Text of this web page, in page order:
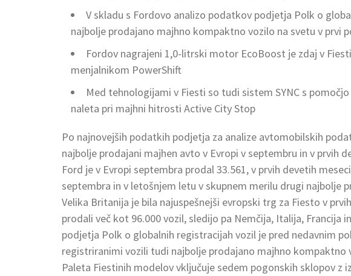
V skladu s Fordovo analizo podatkov podjetja Polk o
najbolje prodajano majhno kompaktno vozilo na svetu v prvi
Fordov nagrajeni 1,0-litrski motor EcoBoost je zdaj v
menjalnikom PowerShift
Med tehnologijami v Fiesti so tudi sistem SYNC s
naleta pri majhni hitrosti Active City Stop
Po najnovejših podatkih podjetja za analize avtomobilskih
najbolje prodajani majhen avto v Evropi v septembru in v prvih
Ford je v Evropi septembra prodal 33.561, v prvih devetih
septembra in v letošnjem letu v skupnem merilu drugi najbolje
Velika Britanija je bila najuspešnejši evropski trg za Fiesto v
prodali več kot 96.000 vozil, sledijo pa Nemčija, Italija, Francija
podjetja Polk o globalnih registracijah vozil je pred nedavnim
registriranimi vozili tudi najbolje prodajano majhno kompaktno
Paleta Fiestinih modelov vključuje sedem pogonskih sklopov z